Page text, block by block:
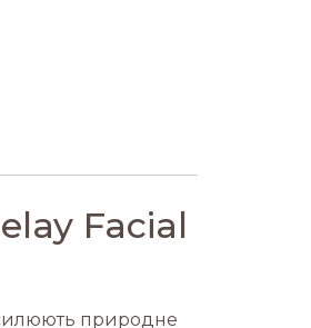
Facial
природне